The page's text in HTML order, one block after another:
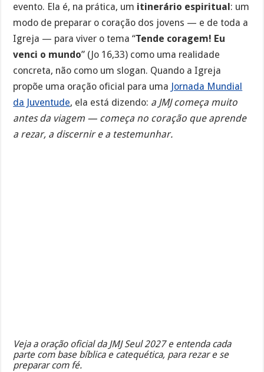
evento. Ela é, na prática, um itinerário espiritual: um
modo de preparar o coração dos jovens — e de toda a
Igreja — para viver o tema “Tende coragem! Eu
venci o mundo” (Jo 16,33) como uma realidade
concreta, não como um slogan. Quando a Igreja
propõe uma oração oficial para uma Jornada Mundial
da Juventude, ela está dizendo: a JMJ começa muito
antes da viagem — começa no coração que aprende
a rezar, a discernir e a testemunhar.
Veja a oração oficial da JMJ Seul 2027 e entenda cada
parte com base bíblica e catequética, para rezar e se
preparar com fé.